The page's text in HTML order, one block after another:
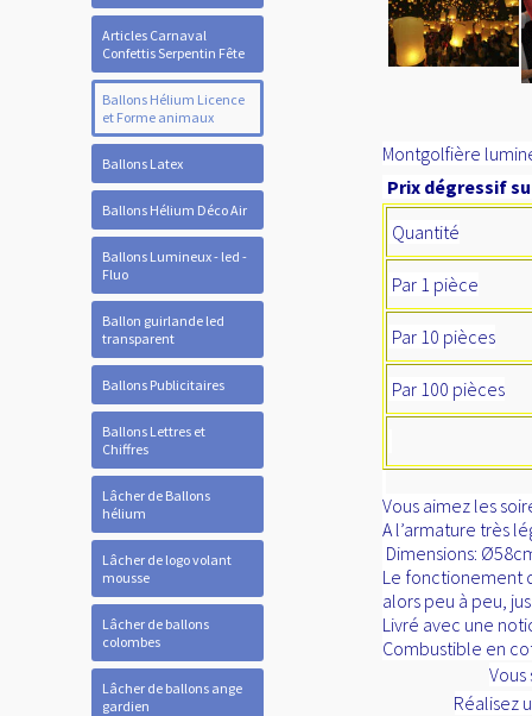
Articles Carnaval
Confettis Serpentin Fête
Ballons Hélium Licence
et Forme animaux
Ballons Latex
Ballons Hélium Déco Air
Ballons Lumineux - led -
Fluo
Ballon guirlande led
transparent
Ballons Publicitaires
Ballons Lettres et
Chiffres
Lâcher de Ballons
hélium
Lâcher de logo volant
mousse
Lâcher de ballons
colombes
Lâcher de ballons ange
gardien
Montgolfière
Prix dégressif
Quantité
Par 1 pièce
Par 10 pièces
Par 100 pièces
Vous aimez les
A l’armature très
Dimensions:
Le fonctionement
alors peu à peu,
Livré avec une
Combustible en